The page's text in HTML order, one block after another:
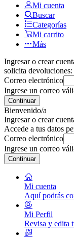
Mi cuenta
Buscar
Categorías
Mi carrito
Más
Ingresar o crear
solicita devoluciones:
Correo electrónico
Ingrese un correo
Continuar
Bienvenido/a
Ingresar o crear
Accede a tus datos
Correo electrónico
Ingrese un correo
Continuar
Mi cuenta
Aquí podrás
Mi Perfil
Revisa y edita